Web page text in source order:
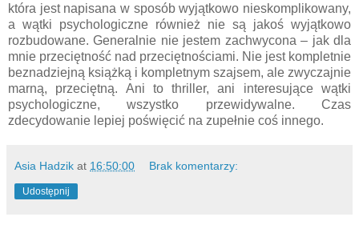
która jest napisana w sposób wyjątkowo nieskomplikowany,
a wątki psychologiczne również nie są jakoś wyjątkowo
rozbudowane. Generalnie nie jestem zachwycona – jak dla
mnie przeciętność nad przeciętnościami. Nie jest kompletnie
beznadziejną książką i kompletnym szajsem, ale zwyczajnie
marną, przeciętną. Ani to thriller, ani interesujące wątki
psychologiczne, wszystko przewidywalne. Czas
zdecydowanie lepiej poświęcić na zupełnie coś innego.
Asia Hadzik at 16:50:00 Brak komentarzy:
Udostępnij